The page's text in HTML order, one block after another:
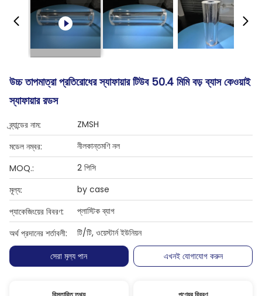
উচ্চ তাপমাত্রা প্রতিরোধের স্যাফায়ার টিউব 50.4 মিমি বড় ব্যাস কেওয়াই
স্যাফায়ার রডস
ব্র্যান্ডের নাম:
ZMSH
মডেল নম্বর:
নীলকান্তমণি নল
MOQ.:
2 পিসি
মূল্য:
by case
প্যাকেজিংয়ের বিবরণ:
প্লাস্টিক ব্যাগ
অর্থ প্রদানের শর্তাবলী:
টি/টি, ওয়েস্টার্ন ইউনিয়ন
সেরা মূল্য পান
এখনই যোগাযোগ করুন